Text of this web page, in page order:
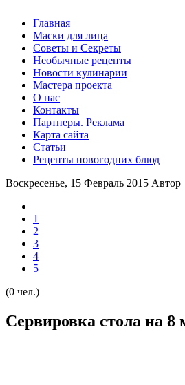
Главная
Маски для лица
Советы и Секреты
Необычные рецепты
Новости кулинарии
Мастера проекта
О нас
Контакты
Партнеры. Реклама
Карта сайта
Статьи
Рецепты новогодних блюд
Воскресенье, 15 Февраль 2015 Автор
1
2
3
4
5
(0 чел.)
Сервировка стола на 8